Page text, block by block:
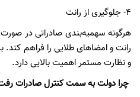
۴- جلوگیری از رانت
هرگونه سهمیه‌بندی صادراتی در صورت
رانت و امضاهای طلایی را فراهم
و نظارت مستمر اهمیت بالایی دارد.
چرا دولت به سمت کنترل صادرات